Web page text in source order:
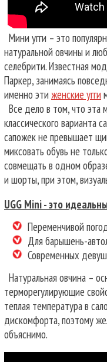
Мини угги – это
натуральной овчины и
селебрити. Известная
Паркер, занимаясь
именно эти женские угги
Все дело в том, что эта
классического варианта
сапожек не превышает
миксовать обувь не
совмещать в одном
и шорты, при этом,
UGG Mini - это
Переменчивой
Для барышень-
Современных
Натуральная овчина –
терморегулирующие
теплая температура в
дискомфорта, поэтому
объяснимо.